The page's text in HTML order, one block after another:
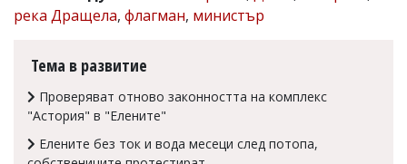
Коментарите
читателите
редакцията
река Дращела, флагман, министър
Тема в развитие
Проверяват отново законността на комплекс
"Астория" в "Елените"
Елените без ток и вода месеци след потопа,